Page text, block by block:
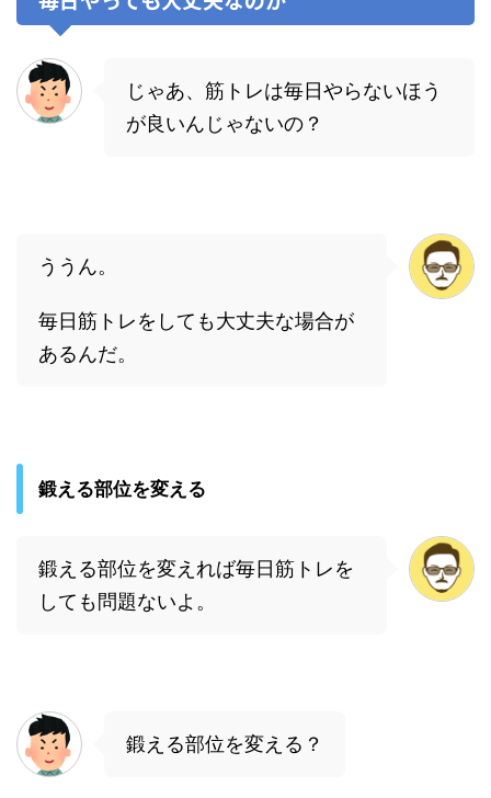
じゃあ、筋トレは毎日やらないほう
が良いんじゃないの？
ううん。
毎日筋トレをしても大丈夫な場合が
あるんだ。
鍛える部位を変える
鍛える部位を変えれば毎日筋トレを
しても問題ないよ。
鍛える部位を変える？